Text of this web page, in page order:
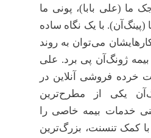
ما (علی بابا)، پونی ما
با یک نگاه ساده
می‌توان به روند
ژونگ‌آن پی برد. علی
خرده فروشی آنلاین در
یکی از مطرح‌ترین
خدمات بیمه خاصی را
کمک تنسنت، بزرگ‌ترین